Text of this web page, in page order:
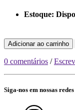
Estoque:
Adicionar ao carrinho
0 comentários /
Siga-nos em nossas